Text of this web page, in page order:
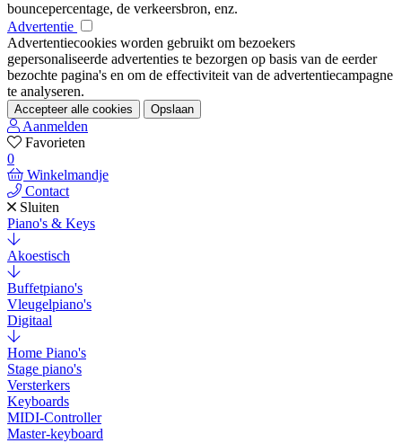
bouncepercentage, de verkeersbron, enz.
Advertentie
Advertentiecookies worden gebruikt om bezoekers
gepersonaliseerde advertenties te bezorgen op basis van de eerder
bezochte pagina's en om de effectiviteit van de advertentiecampagne
te analyseren.
Accepteer alle cookies Opslaan
Aanmelden
Favorieten
0
Winkelmandje
Contact
Sluiten
Piano's & Keys
Akoestisch
Buffetpiano's
Vleugelpiano's
Digitaal
Home Piano's
Stage piano's
Versterkers
Keyboards
MIDI-Controller
Master-keyboard